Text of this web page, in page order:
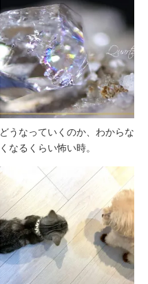
どうなっていくのか、わからな
くなるくらい怖い時。